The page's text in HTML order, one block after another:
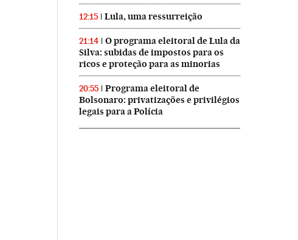
12:15 Lula, uma ressurreição
21:14
O programa eleitoral de Lula da
Silva: subidas de impostos para os
ricos e proteção para as minorias
20:55
Programa eleitoral de
Bolsonaro: privatizações e privilégios
legais para a Polícia